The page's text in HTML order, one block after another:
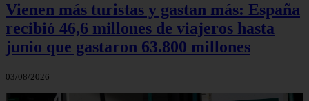
Vienen más turistas y gastan más: España
recibió 46,6 millones de viajeros hasta
junio que gastaron 63.800 millones
03/08/2026